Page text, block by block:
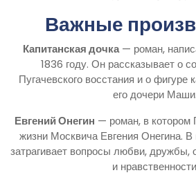
Важные
Капитанская дочка— роман,
1836 году. Он рассказывает о
Пугачевского восстания и о фигуре
его дочери Маши.
Евгений Онегин — роман, в котором
жизни Москвича Евгения Онегина. В
затрагивает вопросы любви, дружбы,
и